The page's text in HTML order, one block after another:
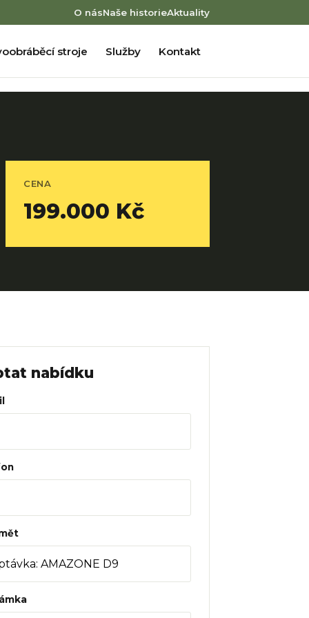
O násNaše historieAktuality
stroje Služby Kontakt
CENA
199.000 Kč
nabídku